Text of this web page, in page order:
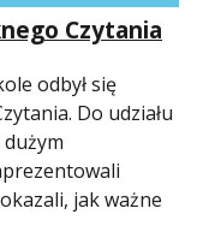
Czytania
odbył się
Do udziału
jak ważne